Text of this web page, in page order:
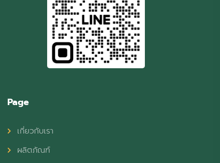
Page
เกี่ยวกับเรา
ผลิตภัณฑ์